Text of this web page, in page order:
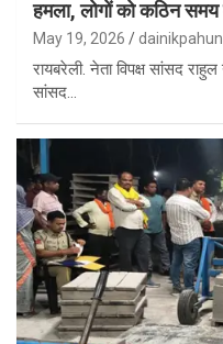
हमला, लोगों को कठिन
May 19, 2026
रायबरेली. नेता विपक्ष सांसद
सांसद…